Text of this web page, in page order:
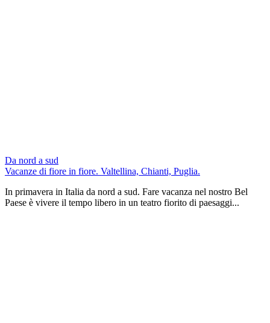
Da nord a sud
Vacanze di fiore in fiore. Valtellina, Chianti, Puglia.
In primavera in Italia da nord a sud. Fare vacanza nel nostro Bel
Paese è vivere il tempo libero in un teatro fiorito di paesaggi...